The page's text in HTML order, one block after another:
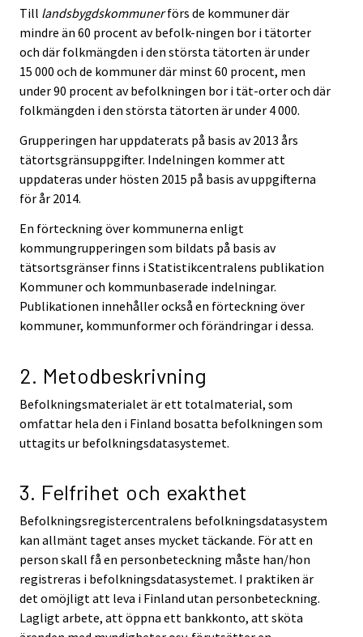
Till landsbygdskommunerförs de kommuner där
mindre än 60 procent av befolk-ningen bor i tätorter
och där folkmängden i den största tätorten är under
15 000 och de kommuner där minst 60 procent, men
under 90 procent av befolkningen bor i tät-orter och där
folkmängden i den största tätorten är under 4 000.
Grupperingen har uppdaterats på basis av 2013 års
tätortsgränsuppgifter. Indelningen kommer att
uppdateras under hösten 2015 på basis av uppgifterna
för år 2014.
En förteckning över kommunerna enligt
kommungrupperingen som bildats på basis av
tätsortsgränser finns i Statistikcentralens publikation
Kommuner och kommunbaserade indelningar.
Publikationen innehåller också en förteckning över
kommuner, kommunformer och förändringar i dessa.
2. Metodbeskrivning
Befolkningsmaterialet är ett totalmaterial, som
omfattar hela den i Finland bosatta befolkningen som
uttagits ur befolkningsdatasystemet.
3. Felfrihet och exakthet
Befolkningsregistercentralens befolkningsdatasystem
kan allmänt taget anses mycket täckande. För att en
person skall få en personbeteckning måste han/hon
registreras i befolkningsdatasystemet. I praktiken är
det omöjligt att leva i Finland utan personbeteckning.
Lagligt arbete, att öppna ett bankkonto, att sköta